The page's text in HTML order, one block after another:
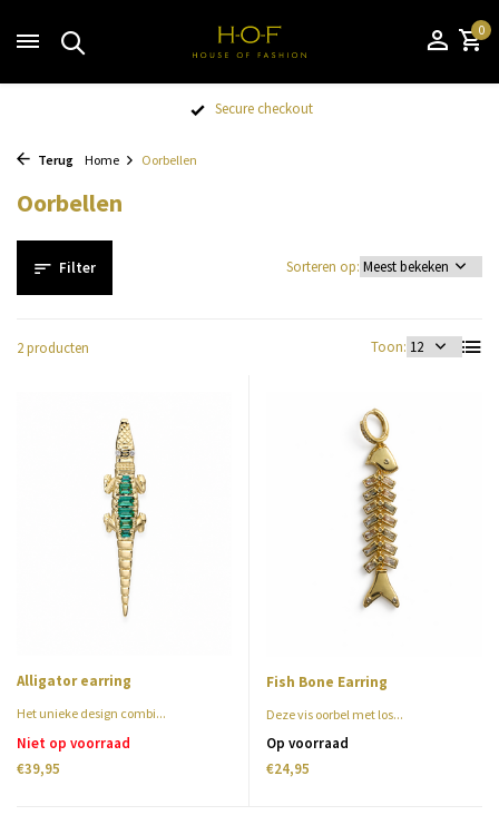
0
Secure checkout
Terug Home Oorbellen
Oorbellen
Filter
2 producten Toon:
Sorteren op:
Alligator earring
Het unieke design combi...
Niet op voorraad
€39,95
Fish Bone Earring
Deze vis oorbel met los...
Op voorraad
€24,95